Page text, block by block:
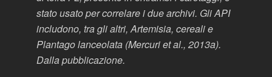
stato usato per correlare i due archivi. Gli API
includono, tra gli altri, Artemisia, cereali e
Plantago lanceolata (Mercuri et al., 2013a).
Dalla pubblicazione.